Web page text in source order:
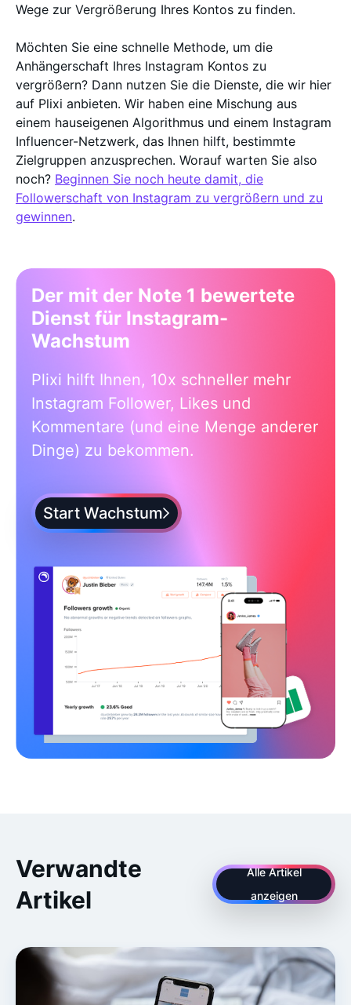
Wege zur Vergrößerung Ihres Kontos zu finden.
Möchten Sie eine schnelle Methode, um die
Anhängerschaft Ihres Instagram Kontos zu
vergrößern? Dann nutzen Sie die Dienste, die wir hier
auf Plixi anbieten. Wir haben eine Mischung aus
einem hauseigenen Algorithmus und einem Instagram
Influencer-Netzwerk, das Ihnen hilft, bestimmte
Zielgruppen anzusprechen. Worauf warten Sie also
noch? Beginnen Sie noch heute damit, die
Followerschaft von Instagram zu vergrößern und zu
gewinnen.
Der mit der Note 1 bewertete
Dienst für Instagram-
Wachstum
Plixi hilft Ihnen, 10x schneller mehr
Instagram Follower, Likes und
Kommentare (und eine Menge anderer
Dinge) zu bekommen.
Start Wachstum
Verwandte
Artikel
Alle Artikel
anzeigen